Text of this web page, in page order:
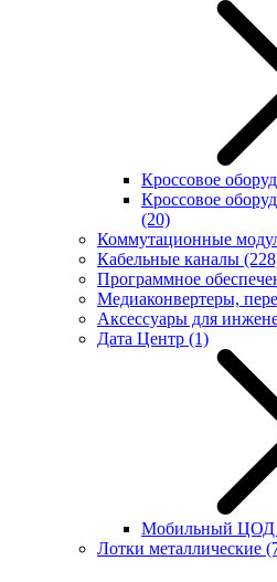
Кроссовое
Кроссовое
(20)
Коммутационные
Кабельные каналы
Программное
Медиаконвертеры,
Аксессуары для
Дата Центр (1)
Мобильный ЦОД
Лотки металлические